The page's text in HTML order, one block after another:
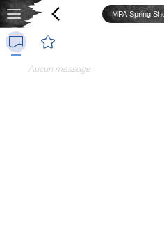
Aucun message